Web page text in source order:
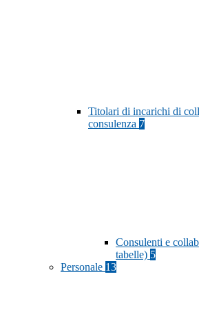
Titolari di incarichi di
consulenza 7
Consulenti e
tabelle) 5
Personale 13